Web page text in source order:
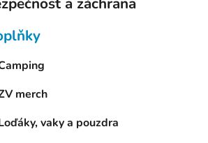
merch
vaky a pouzdra